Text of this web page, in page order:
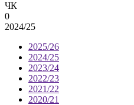
ЧК
0
2024/25
2025/26
2024/25
2023/24
2022/23
2021/22
2020/21